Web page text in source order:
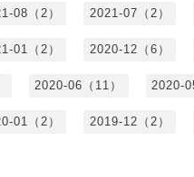
08（2） 2021-07（2）
01（2） 2020-12（6）
2020-06（11） 2020-
01（2） 2019-12（2）